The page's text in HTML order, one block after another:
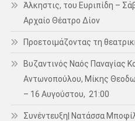
Άλκηστις, του Ευριπίδη –
Αρχαίο Θέατρο Δίον
Προετοιμάζοντας τη
Βυζαντινός Ναός Παναγίας
Αντωνοπούλου, Μίκης
– 16 Αυγούστου, 21:00
Συνέντευξη| Νατάσσα